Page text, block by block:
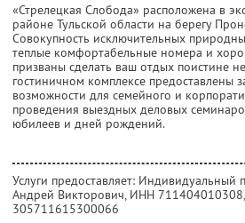
«Стрелецкая Слобода» расположена в
районе Тульской области на берегу
Совокупность исключительных
теплые комфортабельные номера и
призваны сделать ваш отдых поистине
гостиничном комплексе предоставлены
возможности для семейного и
проведения выездных деловых
юбилеев и дней рождений.
Услуги предоставляет: Индивидуальный
Андрей Викторович, ИНН 711404010308
305711615300066